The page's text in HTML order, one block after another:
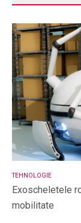
TEHNOLOGIE
Exoscheletele
mobilitate